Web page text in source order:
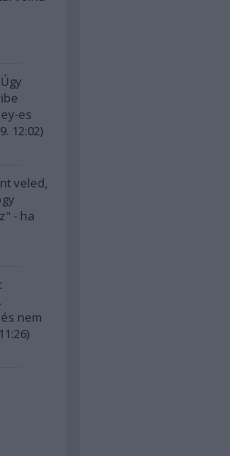
es
12:02)
veled,
- ha
nem
)